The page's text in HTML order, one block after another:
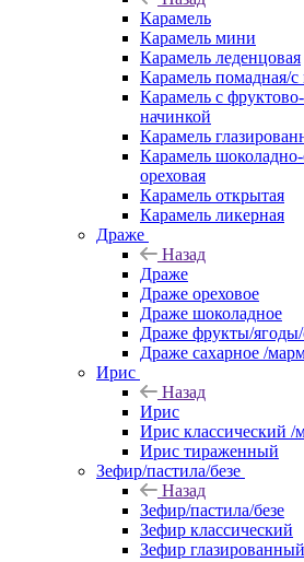
Карамель
Карамель мини
Карамель леденцовая
Карамель помадная/
Карамель с
начинкой
Карамель
Карамель
ореховая
Карамель открытая
Карамель ликерная
Драже
Назад
Драже
Драже ореховое
Драже шоколадное
Драже фрукты/ягоды/
Драже сахарное /
Ирис
Назад
Ирис
Ирис классический /
Ирис тираженный
Зефир/пастила/безе
Назад
Зефир/пастила/безе
Зефир классический
Зефир глазированный